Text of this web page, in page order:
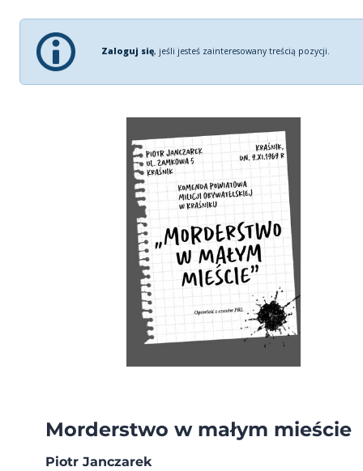
Zaloguj się, jeśli jesteś zainteresowany treścią pozycji.
Morderstwo w małym mieście
Piotr Janczarek